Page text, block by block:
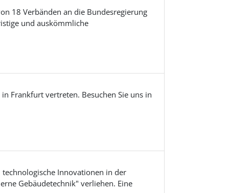
18 Verbänden an die Bundesregierung
und auskömmliche
Frankfurt vertreten. Besuchen Sie uns in
technologische Innovationen in der
Gebäudetechnik" verliehen. Eine